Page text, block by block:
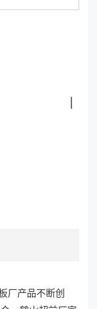
厂产品不断创